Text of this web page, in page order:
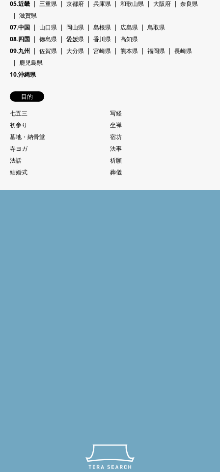
05.近畿
三重県 京都府 兵庫県 和歌山県 大阪府
奈良県
滋賀県
07.中国
山口県 岡山県 島根県 広島県
鳥取県
08.四国
徳島県 愛媛県 香川県
高知県
09.九州
佐賀県 大分県 宮崎県 熊本県 福岡県
長崎県
鹿児島県
10.沖縄県
目的
七五三
写経
初参り
坐禅
墓地・納骨堂
宿坊
寺ヨガ
法事
法話
祈願
結婚式
葬儀